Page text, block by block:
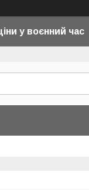
у воєнний час